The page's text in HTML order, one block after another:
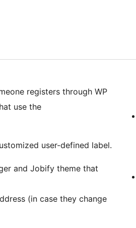
registers through WP
use the
user-defined label.
and Jobify theme that
(in case they change